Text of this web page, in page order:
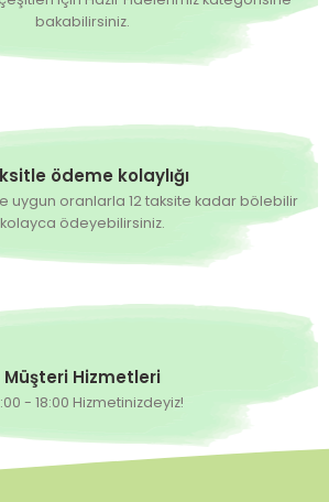
%30
139,30 TL
Fidesi
bakabilirsiniz.
ödeme kolaylığı
uygun oranlarla 12 taksite kadar bölebilir
kolayca ödeyebilirsiniz.
Müşteri Hizmetleri
- 18:00 Hizmetinizdeyiz!